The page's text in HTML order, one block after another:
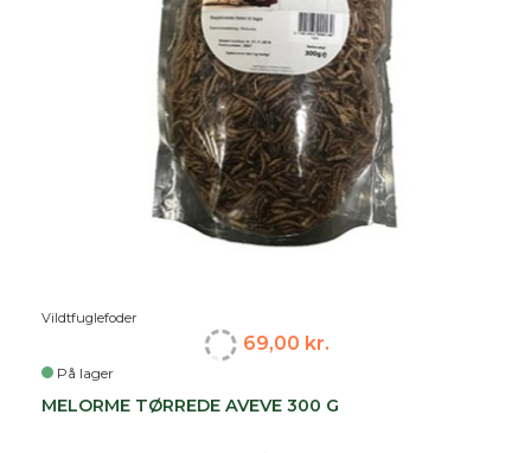
Vildtfuglefoder
På lager
69,00 kr.
MELORME TØRREDE AVEVE 300 G